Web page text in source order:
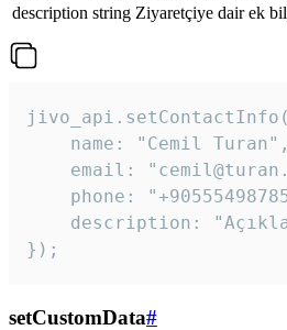
description string Ziyaretçiye dair ek
    name: "Cemil Turan",
email:
phone:
description:
});
setCustomData#